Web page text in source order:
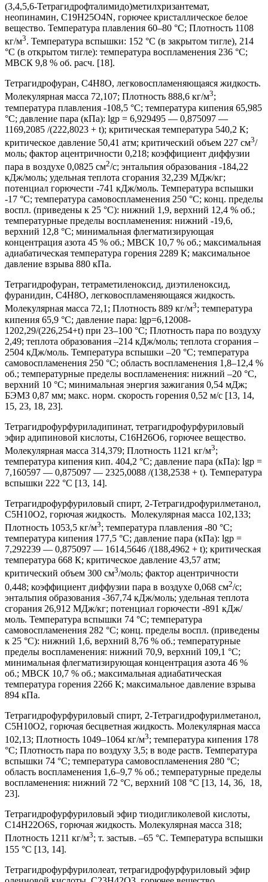
(3,4,5,6-Тетрагидрофталимидо)метилхризантемат,
неопинамин, C19H25O4N, горючее кристаллическое белое
вещество. Температура плавления 60–80 °С; Плотность 1108
кг/м3. Температура вспышки: 152 °С (в закрытом тигле), 214
°С (в открытом тигле): температура воспламенения 236 °С;
МВСК 9,8 % об. расч. [18].
Тетрагидрофуран, C4H8O, легковоспламеняющаяся жидкость.
Молекулярная масса 72,107; Плотность 888,6 кг/м3;
температура плавления -108,5 °С; температура кипения 65,985
°С; давление пара (кПа): lgp = 6,929495 — 0,875097 —
1169,2085 /(222,8023 + t); критическая температура 540,2 К;
критическое давление 50,41 атм; критический объем 227 см3/
моль; фактор ацентричности 0,218; коэффициент диффузии
пара в воздухе 0,0825 см2/с; энтальпия образования -184,22
кДж/моль; удельная теплота сгорания 32,239 МДж/кг;
потенциал горючести -741 кДж/моль. Температура вспышки
-17 °С; температура самовоспламенения 250 °С; конц. пределы
воспл. (приведены к 25 °С): нижний 1,9, верхний 12,4 % об.;
температурные пределы воспламенения: нижний -19,6,
верхний 12,8 °С; минимальная флегматизирующая
концентрация азота 45 % об.; МВСК 10,7 % об.; максимальная
адиабатическая температура горения 2289 К; максимальное
давление взрыва 880 кПа.
Тетрагидрофуран, тетраметиленоксид, диэтиленоксид,
фуранидин, C4H8O, легковоспламеняющаяся жидкость.
Молекулярная масса 72,1; Плотность 889 кг/м3; температура
кипения 65,9 °С; давление пара: lgp=6,12008-
1202,29/(226,254+t) при 23–100 °С; Плотность пара по воздуху
2,49; теплота образования –214 кДж/моль; теплота сгорания –
2504 кДж/моль. Температура вспышки –20 °С; температура
самовоспламенения 250 °С; область воспламенения 1,8–12,4 %
об.; температурные пределы воспламенения: нижний –20 °С,
верхний 10 °С; минимальная энергия зажигания 0,54 мДж;
БЭМЗ 0,87 мм; макс. норм. скорость горения 0,52 м/с [13, 14,
15, 23, 18, 23].
Тетрагидрофурфуриладипинат, тетрагидрофурфуриловый
эфир адипиновой кислоты, C16H26O6, горючее вещество.
Молекулярная масса 314,379; Плотность 1121 кг/м3;
температура кипения кип. 404,2 °С; давление пара (кПа): lgp =
7,160597 — 0,875097 — 2325,0088 /(138,2538 + t). Температура
вспышки 222 °С [13, 14].
Тетрагидрофурфуриловый спирт, 2-Тетрагидрофурилметанол,
C5H10O2, горючая жидкость. Молекулярная масса 102,133;
Плотность 1053,5 кг/м3; температура плавления -80 °С;
температура кипения 177,5 °С; давление пара (кПа): lgp =
7,292239 — 0,875097 — 1614,5646 /(188,4962 + t); критическая
температура 668 К; критическое давление 43,57 атм;
критический объем 300 см3/моль; фактор ацентричности
0,448; коэффициент диффузии пара в воздухе 0,068 см2/с;
энтальпия образования -367,74 кДж/моль; удельная теплота
сгорания 26,912 МДж/кг; потенциал горючести -891 кДж/
моль. Температура вспышки 74 °С; температура
самовоспламенения 282 °С; конц. пределы воспл. (приведены
к 25 °С): нижний 1,6, верхний 8,76 % об.; температурные
пределы воспламенения: нижний 70,9, верхний 109,1 °С;
минимальная флегматизирующая концентрация азота 46 %
об.; МВСК 10,7 % об.; максимальная адиабатическая
температура горения 2266 К; максимальное давление взрыва
894 кПа.
Тетрагидрофурфуриловый спирт, 2-Тетрагидрофурилметанол,
C5H10O2, горючая бесцветная жидкость. Молекулярная масса
102,13; Плотность 1049–1064 кг/м3; температура кипения 178
°С; Плотность пара по воздуху 3,5; в воде раств. Температура
вспышки 74 °С; температура самовоспламенения 280 °С;
область воспламенения 1,6–9,7 % об.; температурные пределы
воспламенения: нижний 72 °С, верхний 108 °С [13, 14, 36, 18,
23].
Тетрагидрофурфуриловый эфир тиодигликолевой кислоты,
C14H22O6S, горючая жидкость. Молекулярная масса 318;
Плотность 1211 кг/м3; т. застыв. –65 °С. Температура вспышки
155 °С [13, 14].
Тетрагидрофурфурилолеат, тетрагидрофурфуриловый эфир